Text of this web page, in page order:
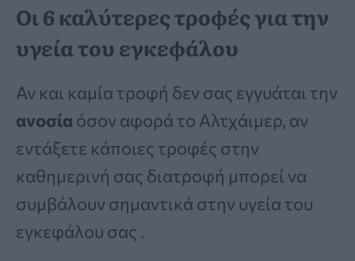
Οι 6 καλύτερες τροφές για την
υγεία του εγκεφάλου
Αν και καμία τροφή δεν σας εγγυάται την
ανοσία όσον αφορά το Αλτχάιμερ, αν
εντάξετε κάποιες τροφές στην
καθημερινή σας διατροφή μπορεί να
συμβάλουν σημαντικά στην υγεία του
εγκεφάλου σας .